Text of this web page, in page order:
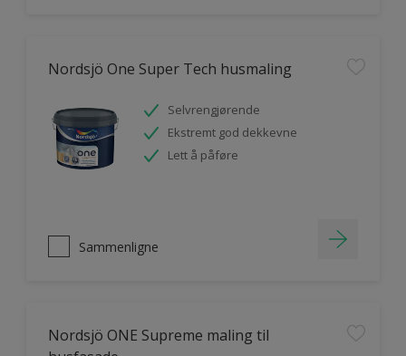
Nordsjö One Super Tech husmaling
Selvrengjørende
Ekstremt god dekkevne
Lett å påføre
Sammenligne
Nordsjö ONE Supreme maling til